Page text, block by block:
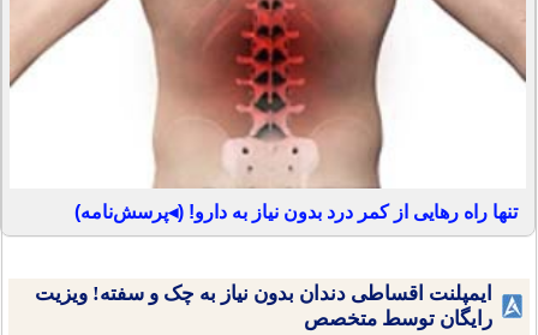
تنها راه رهایی از کمر درد بدون نیاز به دارو! (◂پرسش‌نامه)
ایمپلنت اقساطی دندان بدون نیاز به چک و سفته! ویزیت
رایگان توسط متخصص